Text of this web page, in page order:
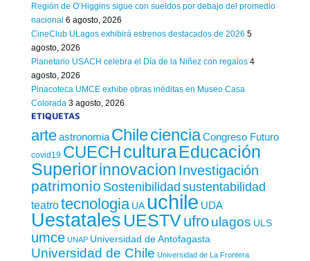
Región de O’Higgins sigue con sueldos por debajo del promedio
nacional 6 agosto, 2026
CineClub ULagos exhibirá estrenos destacados de 2026 5
agosto, 2026
Planetario USACH celebra el Día de la Niñez con regalos 4
agosto, 2026
Pinacoteca UMCE exhibe obras inéditas en Museo Casa
Colorada 3 agosto, 2026
ETIQUETAS
arteastronomia Chileciencia Congreso Futuro
covid19 CUECHculturaEducación
Superiorinnovacion Investigación
patrimonio Sostenibilidad sustentabilidad
teatrotecnologia UA uchile UDA
Uestatales UESTVufroulagos ULS
umce UNAP Universidad de Antofagasta
Universidad de Chile Universidad de La Frontera